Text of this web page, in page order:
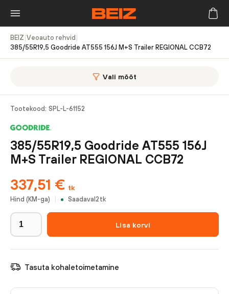
BEIZ Veoauto rehvid
385/55R19,5 Goodride AT555 156J M+S Trailer REGIONAL CCB72
Vali mõõt
Tootekood: SPL-L-61152
385/55R19,5 Goodride AT555 156J
M+S Trailer REGIONAL CCB72
337,51 € tk
Hind (KM-ga) Saadaval 2 tk
Lisa korvi
Tasuta kohaletoimetamine